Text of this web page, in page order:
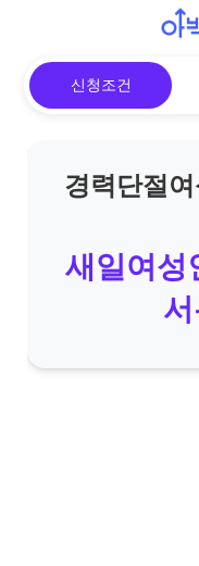
신청조건
경력단절
새일여성